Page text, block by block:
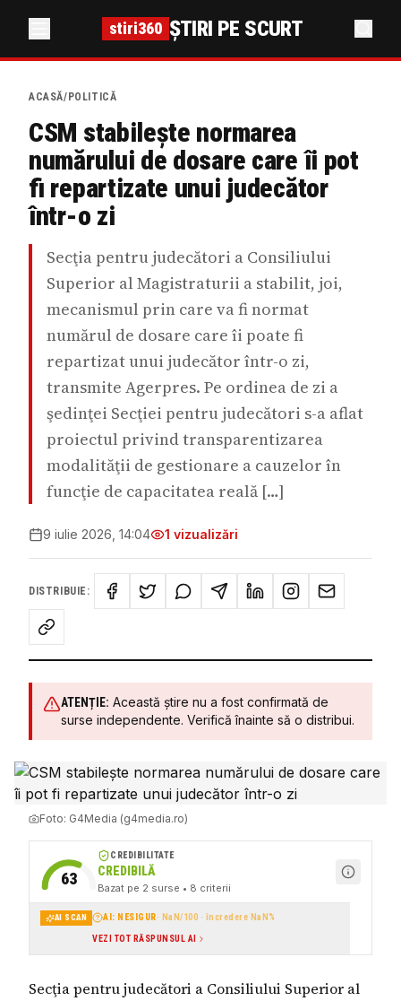
stiri360 ȘTIRI PE SCURT
ACASĂ/ POLITICĂ
CSM stabileşte normarea
numărului de dosare care îi pot
fi repartizate unui judecător
într-o zi
Secţia pentru judecători a Consiliului
Superior al Magistraturii a stabilit, joi,
mecanismul prin care va fi normat
numărul de dosare care îi poate fi
repartizat unui judecător într-o zi,
transmite Agerpres. Pe ordinea de zi a
şedinţei Secţiei pentru judecători s-a aflat
proiectul privind transparentizarea
modalităţii de gestionare a cauzelor în
funcţie de capacitatea reală […]
9 iulie 2026, 14:04 1 vizualizări
DISTRIBUIE:
ATENȚIE: Această știre nu a fost confirmată de
surse independente. Verifică înainte să o distribui.
Foto: G4Media (g4media.ro)
63
CREDIBILITATE
CREDIBILĂ
Bazat pe 2 surse • 8 criterii
AI SCAN AI: NESIGUR· NaN/100 · încredere NaN%
VEZI TOT RĂSPUNSUL AI
Secţia pentru judecători a Consiliului Superior al